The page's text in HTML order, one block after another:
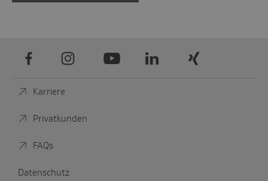
Facebook Instagram
Youtube LinkedIn Xing
Karriere
Privatkunden
FAQs
Datenschutz